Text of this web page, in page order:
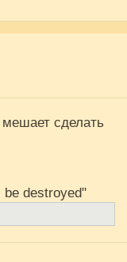
мешает сделать
destroyed"